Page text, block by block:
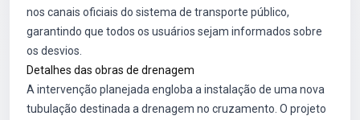
nos canais oficiais do sistema de transporte público,
garantindo que todos os usuários sejam informados sobre
os desvios.
Detalhes das obras de drenagem
A intervenção planejada engloba a instalação de uma nova
tubulação destinada a drenagem no cruzamento. O projeto